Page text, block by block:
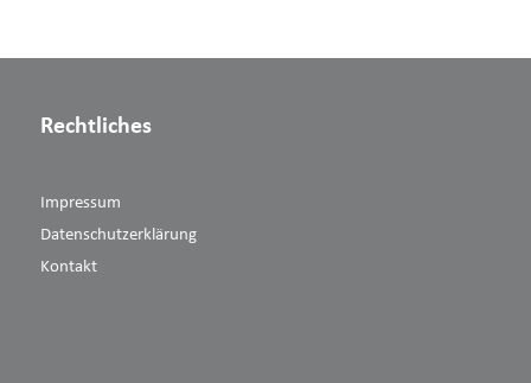
Rechtliches
Impressum
Datenschutzerklärung
Kontakt